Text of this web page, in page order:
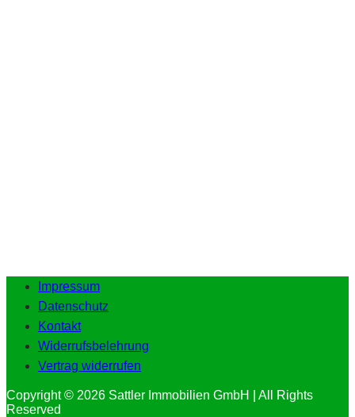
Impressum
Datenschutz
Kontakt
Widerrufsbelehrung
Vertrag widerrufen
Copyright © 2026 Sattler Immobilien GmbH | All Rights
Reserved